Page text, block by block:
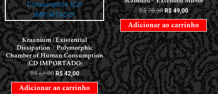
CDS INTERNACIONAIS
Kraanium / Existential
Dissipation – Polymorphic
Chamber of Human Consumption
(CD IMPORTADO)
R$60,00 R$42,00
Adicionar ao carrinho
R$70,00 R$49,00
Adicionar ao carrinho